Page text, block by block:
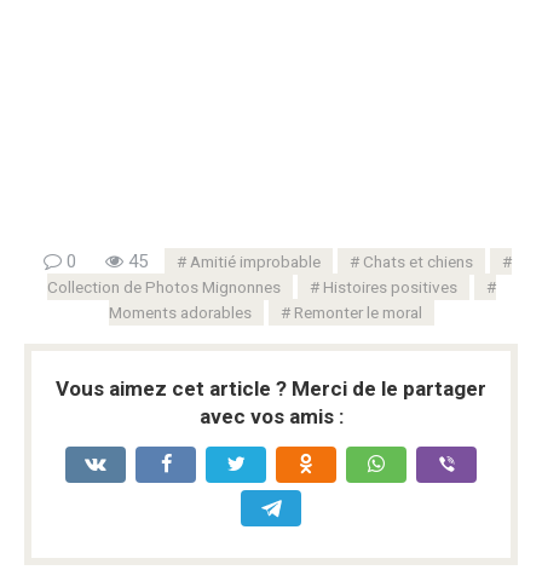
0 45 Amitié improbable
Chats et chiens
Collection de Photos Mignonnes
Histoires positives
Moments adorables
Remonter le moral
Vous aimez cet article ? Merci de le partager
avec vos amis :